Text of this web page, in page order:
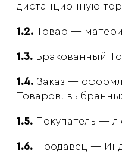
дистанционную
1.2. Товар —
1.3. Бракованный
1.4. Заказ —
Товаров,
1.5. Покупатель —
1.6. Продавец —